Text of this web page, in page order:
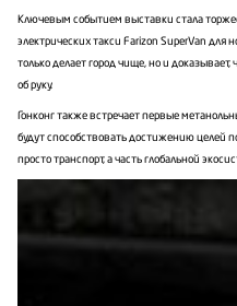
Ключевым событием выставки стала
электрических такси Farizon SuperVan для
только делает город чище, но и
об руку.
Гонконг также встречает первые
будут способствовать достижению целей
просто транспорт, а часть глобальной